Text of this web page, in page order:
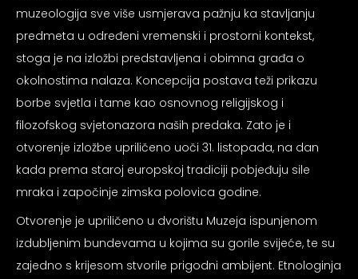
muzeologija sve više usmjerava pažnju ka stavljanju
predmeta u određeni vremenski i prostorni kontekst,
stoga je na izložbi predstavljena i obimna građa o
okolnostima nalaza. Koncepcija postava teži prikazu
borbe svjetla i tame kao osnovnog religijskog i
filozofskog svjetonazora naših predaka. Zato je i
otvorenje izložbe upriličeno uoči 31. listopada, na dan
kada prema staroj europskoj tradiciji pobjeđuju sile
mraka i započinje zimska polovica godine.
Otvorenje je upriličeno u dvorištu Muzeja ispunjenom
izdubljenim bundevama u kojima su gorile svijeće, te su
zajedno s krijesom stvorile prigodni ambijent. Etnologinja